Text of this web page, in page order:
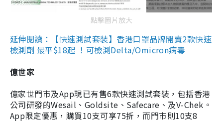
點擊圖片放大
延伸閱讀：【快速測試套裝】香港口罩品牌開賣2款快速
檢測劑 最平$18起 ！可檢測Delta/Omicron病毒
億世家
億家世門市及App現已有售6款快速測試套裝，包括香港
公司研發的Wesail、Goldsite、Safecare、及V-Chek。
App限定優惠，購買10支可享75折，而門市則10支8